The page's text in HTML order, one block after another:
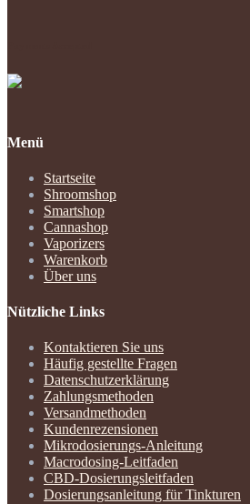
Menü
Startseite
Shroomshop
Smartshop
Cannashop
Vaporizers
Warenkorb
Über uns
Nützliche Links
Kontaktieren Sie uns
Häufig gestellte Fragen
Datenschutzerklärung
Zahlungsmethoden
Versandmethoden
Kundenrezensionen
Mikrodosierungs-Anleitung
Macrodosing-Leitfaden
CBD-Dosierungsleitfaden
Dosierungsanleitung für Tinkturen